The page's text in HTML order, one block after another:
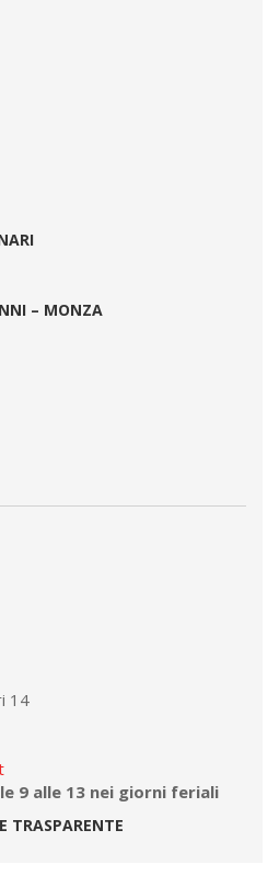
– MONZA
14
9 alle 13 nei giorni feriali
TRASPARENTE